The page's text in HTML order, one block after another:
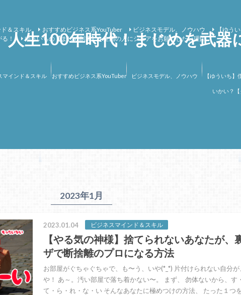
人生100年時代！まじめを武器
＆スキル おすすめビジネス系YouTuber ビジネスモデル、ノウハウ 【ゆう
！ ゆういちの【まじめ副業】を全国の人にシェアをお願いしたい理由
マインド＆スキル おすすめビジネス系YouTuber ビジネスモデル、ノウハウ 【ゆういち】
いかい？【
2023年1月
2023.01.04 ビジネスマインド＆スキル
【やる気の神様】捨てられないあなたが、
ザで断捨離のプロになる方法
お部屋がぐちゃぐちゃで、も〜う、いや(*_*) 片付けられない自分が
や！ あ～。汚い部屋で落ち着かない〜。 まず、 勿体ないから、す・
て・ら・れ・な・い そんなあなたに極めつけの方法、 たった１つ